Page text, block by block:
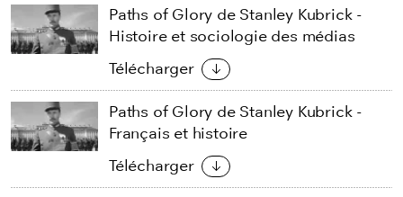
Paths of Glory de Stanley Kubrick -
Histoire et sociologie des médias
Télécharger
Paths of Glory de Stanley Kubrick -
Français et histoire
Télécharger